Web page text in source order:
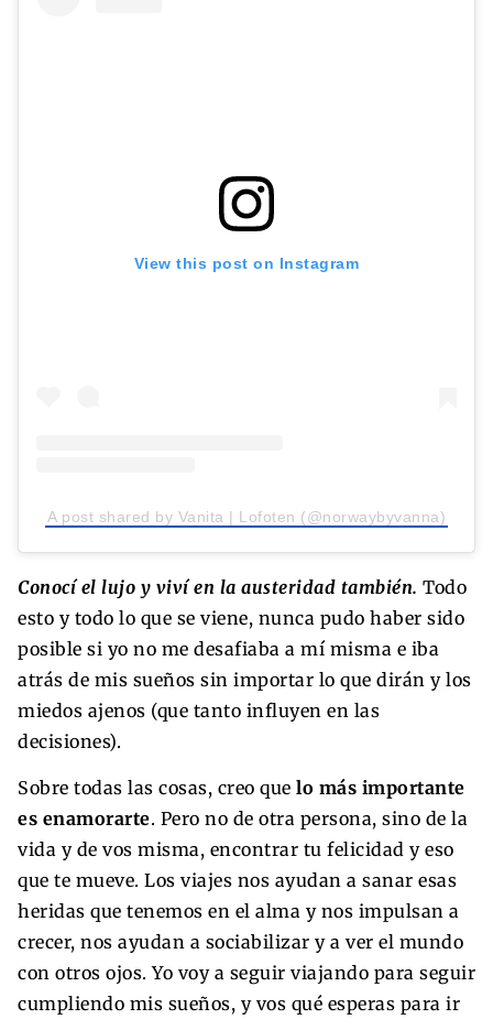
View this post on Instagram
A post shared by Vanita | Lofoten (@norwaybyvanna)
Conocí el lujo y viví en la austeridad también. Todo
esto y todo lo que se viene, nunca pudo haber sido
posible si yo no me desafiaba a mí misma e iba
atrás de mis sueños sin importar lo que dirán y los
miedos ajenos (que tanto influyen en las
decisiones).
Sobre todas las cosas, creo que lo más importante
es enamorarte. Pero no de otra persona, sino de la
vida y de vos misma, encontrar tu felicidad y eso
que te mueve. Los viajes nos ayudan a sanar esas
heridas que tenemos en el alma y nos impulsan a
crecer, nos ayudan a sociabilizar y a ver el mundo
con otros ojos. Yo voy a seguir viajando para seguir
cumpliendo mis sueños, y vos qué esperas para ir